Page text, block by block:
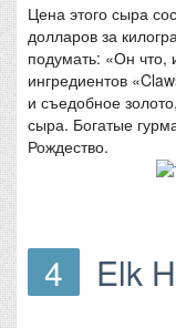
Цена этого сыра
долларов за
подумать: «Он что,
ингредиентов
и съедобное
сыра. Богатые
Рождество.
4 Elk